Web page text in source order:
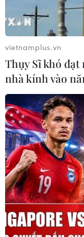
Hãng hàng
đêm dịp cao
22/12/2021 01:45
Các hãng hàng
đặc biệt trong giai
bay khai thác buổi
nhân dân dịp Tết.
vietnamplus.vn
Thụy Sĩ khó
nhà kính vào